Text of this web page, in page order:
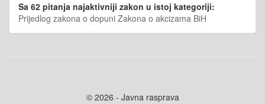
Sa 62 pitanja najaktivniji zakon u istoj kategoriji:
Prijedlog zakona o dopuni Zakona o akcizama BiH
© 2026 - Javna rasprava